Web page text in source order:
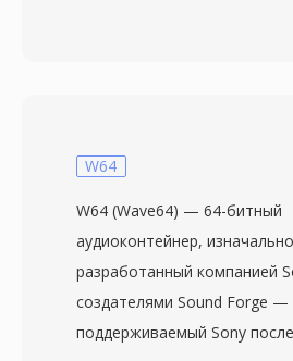
психоакустическую модель
кодирует каждую
Типичные вещательные
используют 192-384 кбит/с
обеспечивая прозрачное
меньшей сложности кодера
W64
W64 (Wave64) — 64-битный
аудиоконтейнер, изначально
разработанный компанией
создателями Sound Forge —
поддерживаемый Sony